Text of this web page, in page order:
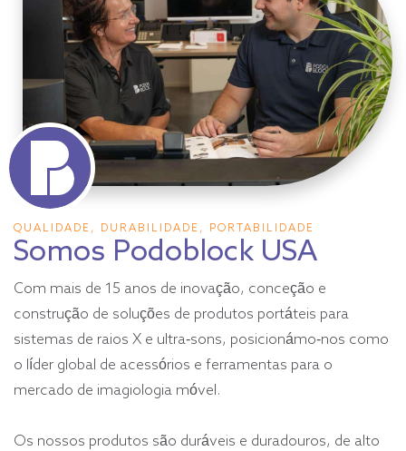
QUALIDADE, DURABILIDADE, PORTABILIDADE
Somos Podoblock USA
Com mais de 15 anos de inovação, conceção e
construção de soluções de produtos portáteis para
sistemas de raios X e ultra-sons, posicionámo-nos como
o líder global de acessórios e ferramentas para o
mercado de imagiologia móvel.
Os nossos produtos são duráveis e duradouros, de alto